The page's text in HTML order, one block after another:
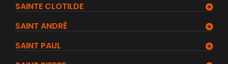
SAINTE CLOTILDE
SAINT ANDRÉ
SAINT PAUL